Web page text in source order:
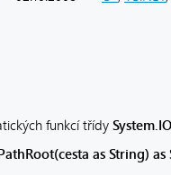
funkcí třídy
as String)